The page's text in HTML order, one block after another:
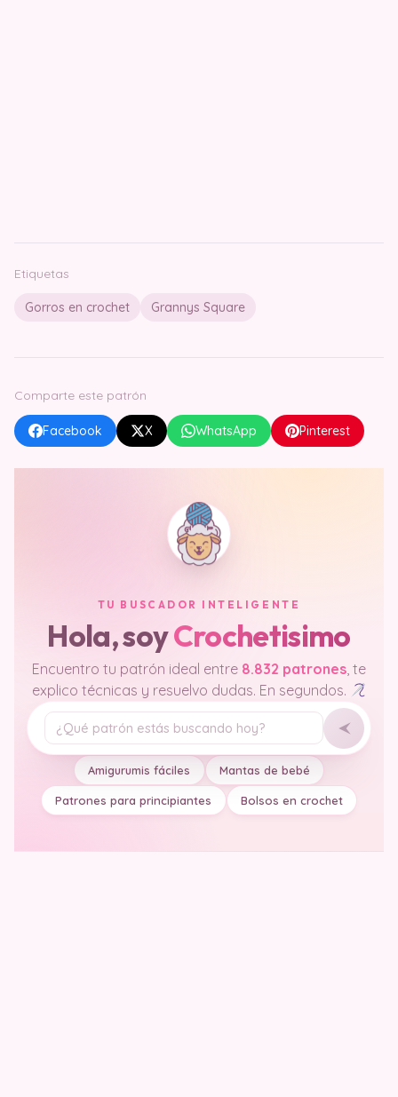
Etiquetas
Gorros en crochet Grannys Square
Comparte este patrón
Facebook X WhatsApp Pinterest
TU BUSCADOR INTELIGENTE
Hola, soyCrochetisimo
Encuentro tu patrón ideal entre 8.832 patrones, te
explico técnicas y resuelvo dudas. En segundos.
Tu pregunta
Amigurumis fáciles Mantas de bebé
Patrones para principiantes Bolsos en crochet